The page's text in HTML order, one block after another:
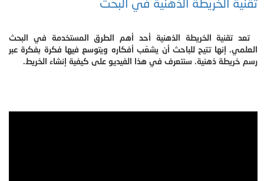
تقنية الخريطة الذهنية في البحث
تعد تقنية الخريطة الذهنية أحد أهم الطرق المستخدمة في البحث
العلمي. إنها تتيح للباحث أن يشعّب أفكاره ويتوسع فيها فكرة بفكرة عبر
رسم خريطة ذهنية. سنتعرف في هذا الفيديو على كيفية إنشاء الخريط.